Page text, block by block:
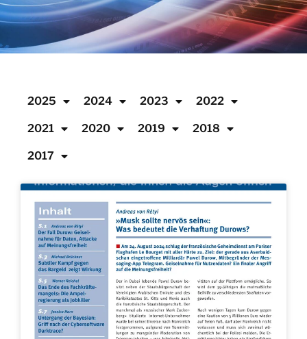
2025 2024 2023 2022
2021 2020 2019 2018
2017